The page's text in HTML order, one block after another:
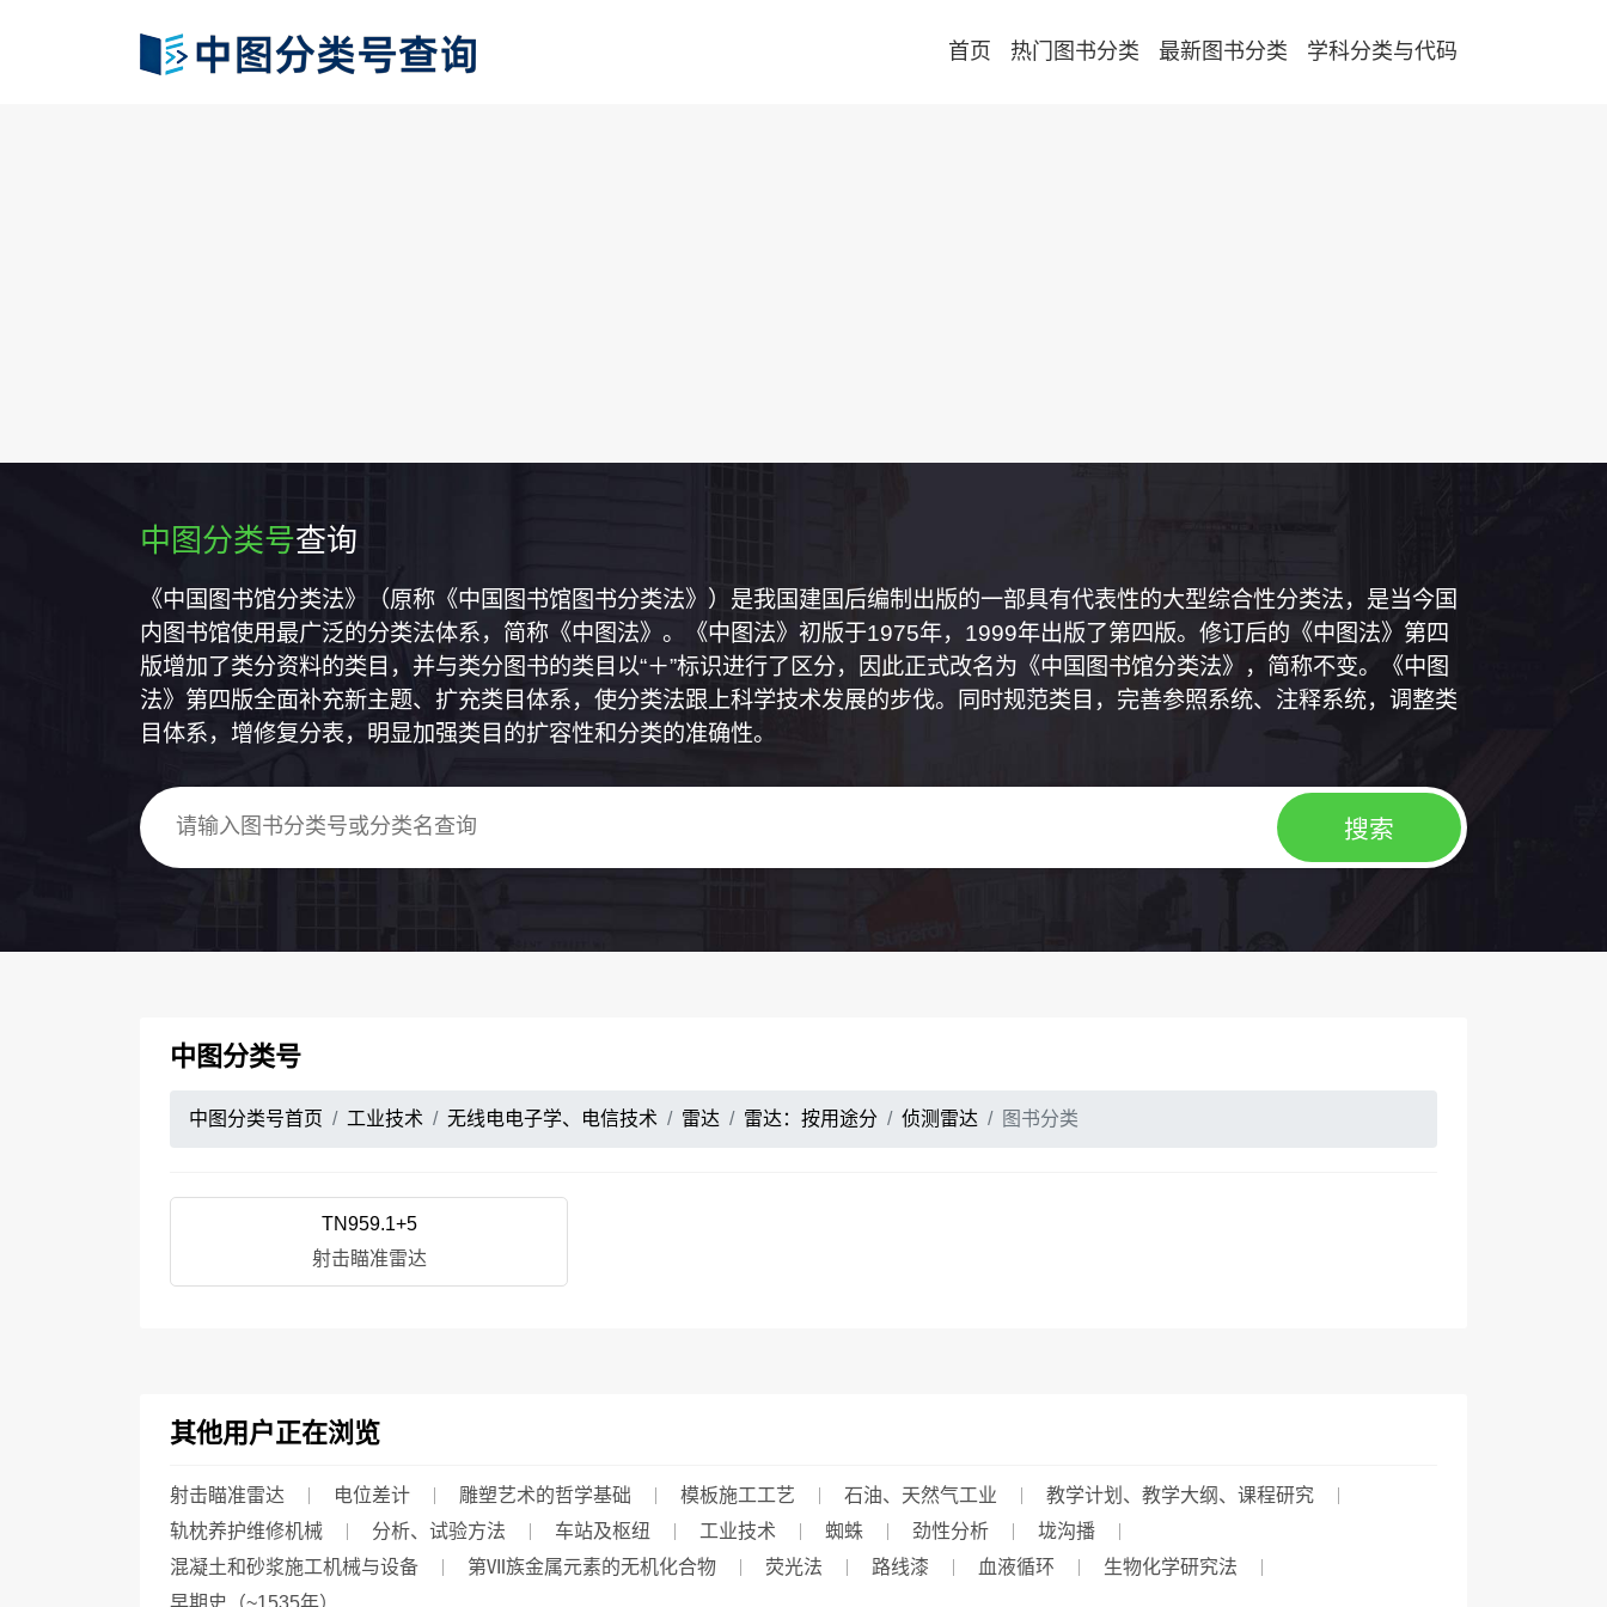
首页 热门图书分类 最新图书分类 学科分类与代码
中图分类号查询
《中国图书馆分类法》（原称《中国图书馆图书分类法》）是我国建国后编制出版的一部具有代表性的大型综合性分类法，是当今国
内图书馆使用最广泛的分类法体系，简称《中图法》。《中图法》初版于1975年，1999年出版了第四版。修订后的《中图法》第四
版增加了类分资料的类目，并与类分图书的类目以“＋”标识进行了区分，因此正式改名为《中国图书馆分类法》，简称不变。《中图
法》第四版全面补充新主题、扩充类目体系，使分类法跟上科学技术发展的步伐。同时规范类目，完善参照系统、注释系统，调整类
目体系，增修复分表，明显加强类目的扩容性和分类的准确性。
中图分类号
中图分类号首页 工业技术 无线电电子学、电信技术 雷达 雷达：按用途分 侦测雷达 图书分类
TN959.1+5
射击瞄准雷达
其他用户正在浏览
射击瞄准雷达 电位差计 雕塑艺术的哲学基础 模板施工工艺 石油、天然气工业
教学计划、教学大纲、课程研究
轨枕养护维修机械
分析、试验方法 车站及枢纽 工业技术 蜘蛛 劲性分析
垅沟播
混凝土和砂浆施工机械与设备
第Ⅶ族金属元素的无机化合物 荧光法 路线漆 血液循环
生物化学研究法
早期史（~1535年）